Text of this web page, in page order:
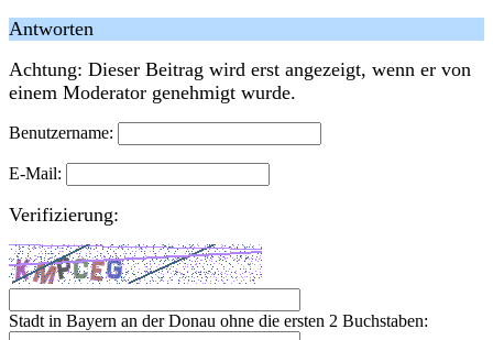
Antworten
Achtung: Dieser Beitrag wird erst angezeigt, wenn er von
einem Moderator genehmigt wurde.
Benutzername:
E-Mail:
Verifizierung:
Stadt in Bayern an der Donau ohne die ersten 2 Buchstaben: